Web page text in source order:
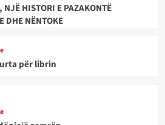
NJË HISTORI E PAZAKONTË
DHE NËNTOKE
për librin